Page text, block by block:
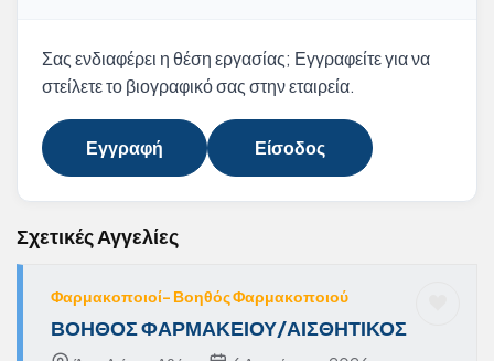
Σας ενδιαφέρει η θέση εργασίας; Εγγραφείτε για να
στείλετε το βιογραφικό σας στην εταιρεία.
Εγγραφή Είσοδος
Σχετικές Αγγελίες
Φαρμακοποιοί- Βοηθός Φαρμακοποιού
ΒΟΗΘΟΣ ΦΑΡΜΑΚΕΙΟΥ/ΑΙΣΘΗΤΙΚΟΣ